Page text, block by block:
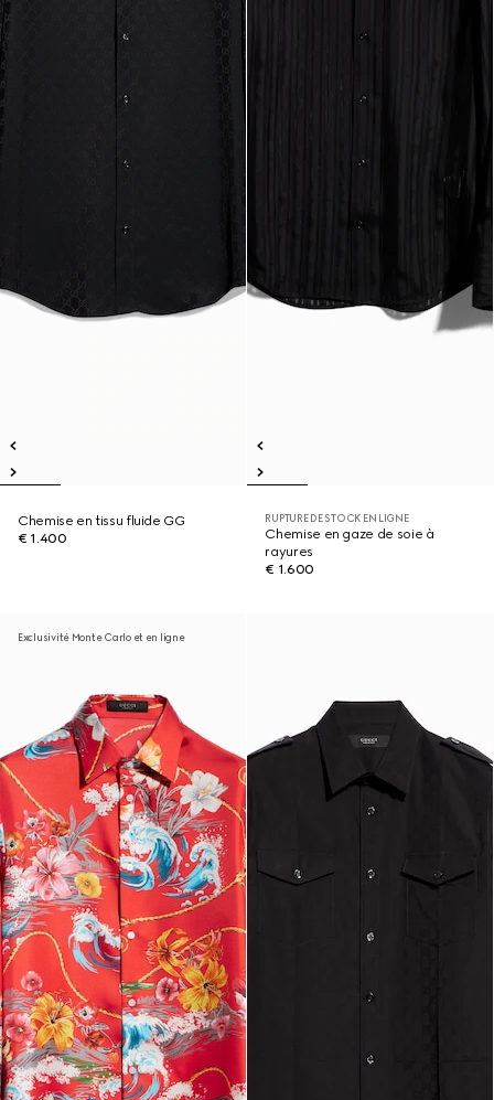
Chemise en tissu fluide GG
€ 1.400
RUPTURE DE STOCK EN LIGNE
Chemise en gaze de soie à
rayures
€ 1.600
Exclusivité Monte Carlo et en ligne